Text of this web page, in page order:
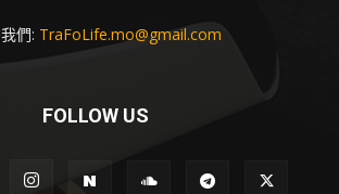
們: TraFoLife.mo@gmail.com
FOLLOW US